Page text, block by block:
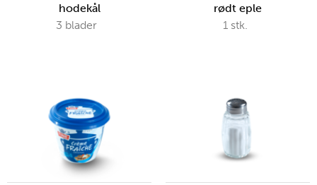
hodekål
3 blader
rødt eple
1 stk.